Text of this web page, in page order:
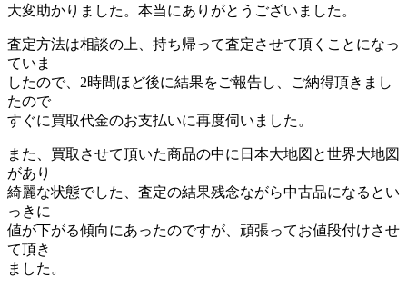
大変助かりました。本当にありがとうございました。
査定方法は相談の上、持ち帰って査定させて頂くことになっ
ていま
したので、2時間ほど後に結果をご報告し、ご納得頂きまし
たので
すぐに買取代金のお支払いに再度伺いました。
また、買取させて頂いた商品の中に日本大地図と世界大地図
があり
綺麗な状態でした、査定の結果残念ながら中古品になるとい
っきに
値が下がる傾向にあったのですが、頑張ってお値段付けさせ
て頂き
ました。